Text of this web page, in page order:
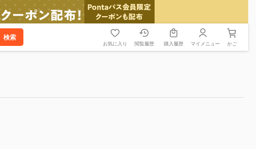
検索
お気に入り 閲覧履歴 購入履歴 マイメニュー かご